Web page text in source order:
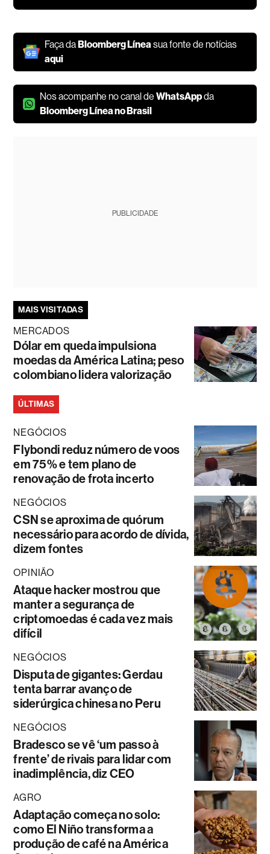
Faça daBloomberg Línea sua fonte de notícias
aqui
Nos acompanhe no canal deWhatsAppda
Bloomberg Línea no Brasil
PUBLICIDADE
MAIS VISITADAS
MERCADOS
Dólar em queda impulsiona
moedas da América Latina; peso
colombiano lidera valorização
ÚLTIMAS
NEGÓCIOS
Flybondi reduz número de voos
em 75% e tem plano de
renovação de frota incerto
NEGÓCIOS
CSN se aproxima de quórum
necessário para acordo de dívida,
dizem fontes
OPINIÃO
Ataque hacker mostrou que
manter a segurança de
criptomoedas é cada vez mais
difícil
NEGÓCIOS
Disputa de gigantes: Gerdau
tenta barrar avanço de
siderúrgica chinesa no Peru
NEGÓCIOS
Bradesco se vê ‘um passo à
frente’ de rivais para lidar com
inadimplência, diz CEO
AGRO
Adaptação começa no solo:
como El Niño transforma a
produção de café na América